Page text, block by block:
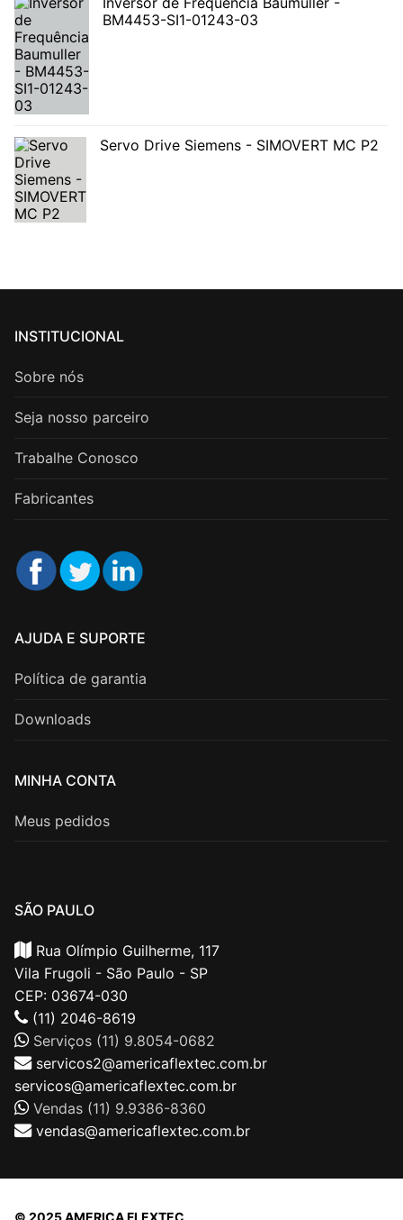
BM4453-SI1-01243-03
Servo Drive Siemens - SIMOVERT MC P2
INSTITUCIONAL
Sobre nós
Seja nosso parceiro
Trabalhe Conosco
Fabricantes
AJUDA E SUPORTE
Política de garantia
Downloads
MINHA CONTA
Meus pedidos
SÃO PAULO
Rua Olímpio Guilherme, 117
Vila Frugoli - São Paulo - SP
CEP: 03674-030
(11) 2046-8619
Serviços (11) 9.8054-0682
servicos2@americaflextec.com.br
servicos@americaflextec.com.br
Vendas (11) 9.9386-8360
vendas@americaflextec.com.br